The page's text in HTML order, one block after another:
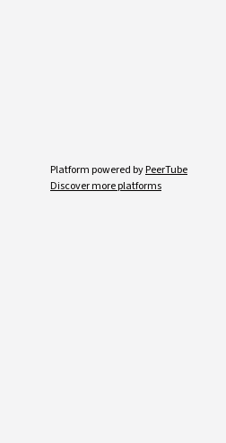
Platform powered byPeerTube
Discover more platforms